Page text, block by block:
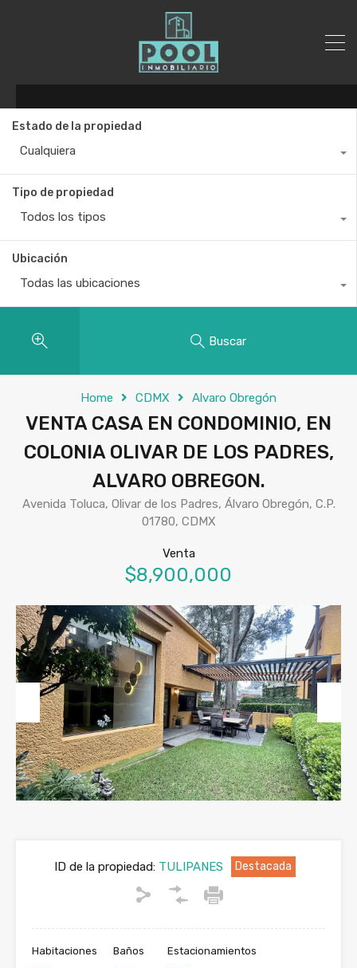
Estado de la propiedad
Cualquiera
Tipo de propiedad
Todos los tipos
Ubicación
Todas las ubicaciones
Buscar
Home CDMX Alvaro Obregón
VENTA CASA EN CONDOMINIO, EN
COLONIA OLIVAR DE LOS PADRES,
ALVARO OBREGON.
Avenida Toluca, Olivar de los Padres, Álvaro Obregón, C.P.
01780, CDMX
Venta
$8,900,000
Previous Next
ID de la propiedad:TULIPANES Destacada
Habitaciones Baños Estacionamientos